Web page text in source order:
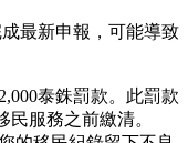
最新申報，可能導致
泰銖罰款。此罰款
服務之前繳清。